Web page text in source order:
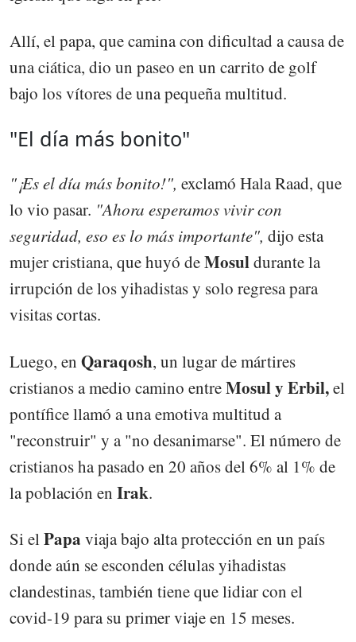
Allí, el papa, que camina con dificultad a causa de
una ciática, dio un paseo en un carrito de golf
bajo los vítores de una pequeña multitud.
"El día más bonito"
"¡Es el día más bonito!", exclamó Hala Raad, que
lo vio pasar. "Ahora esperamos vivir con
seguridad, eso es lo más importante", dijo esta
mujer cristiana, que huyó deMosuldurante la
irrupción de los yihadistas y solo regresa para
visitas cortas.
Luego, en Qaraqosh, un lugar de mártires
cristianos a medio camino entreMosul y Erbil,el
pontífice llamó a una emotiva multitud a
"reconstruir" y a "no desanimarse". El número de
cristianos ha pasado en 20 años del 6% al 1% de
la población en Irak.
Si elPapa viaja bajo alta protección en un país
donde aún se esconden células yihadistas
clandestinas, también tiene que lidiar con el
covid-19 para su primer viaje en 15 meses.